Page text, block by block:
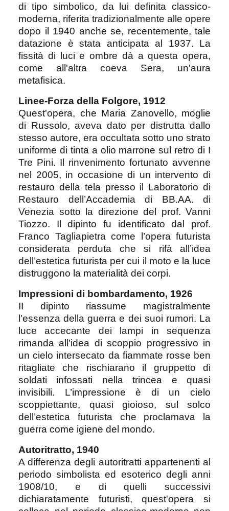
di tipo simbolico, da lui definita classico-
moderna, riferita tradizionalmente alle opere
dopo il 1940 anche se, recentemente, tale
datazione è stata anticipata al 1937. La
fissità di luci e ombre dà a questa opera,
come all'altra coeva Sera, un'aura
metafisica.
Linee-Forza della Folgore, 1912
Quest'opera, che Maria Zanovello, moglie
di Russolo, aveva dato per distrutta dallo
stesso autore, era occultata sotto uno strato
uniforme di tinta a olio marrone sul retro di I
Tre Pini. Il rinvenimento fortunato avvenne
nel 2005, in occasione di un intervento di
restauro della tela presso il Laboratorio di
Restauro dell’Accademia di BB.AA. di
Venezia sotto la direzione del prof. Vanni
Tiozzo. Il dipinto fu identificato dal prof.
Franco Tagliapietra come l’opera futurista
considerata perduta che si rifà all’idea
dell’estetica futurista per cui il moto e la luce
distruggono la materialità dei corpi.
Impressioni di bombardamento, 1926
II dipinto riassume magistralmente
l'essenza della guerra e dei suoi rumori. La
luce accecante dei lampi in sequenza
rimanda all'idea di scoppio progressivo in
un cielo intersecato da fiammate rosse ben
ritagliate che rischiarano il gruppetto di
soldati infossati nella trincea e quasi
invisibili. L’impressione è di un cielo
scoppiettante, quasi gioioso, sul solco
dell’estetica futurista che proclamava la
guerra come igiene del mondo.
Autoritratto, 1940
A differenza degli autoritratti appartenenti al
periodo simbolista ed esoterico degli anni
1908/10, e di quelli successivi
dichiaratamente futuristi, quest'opera si